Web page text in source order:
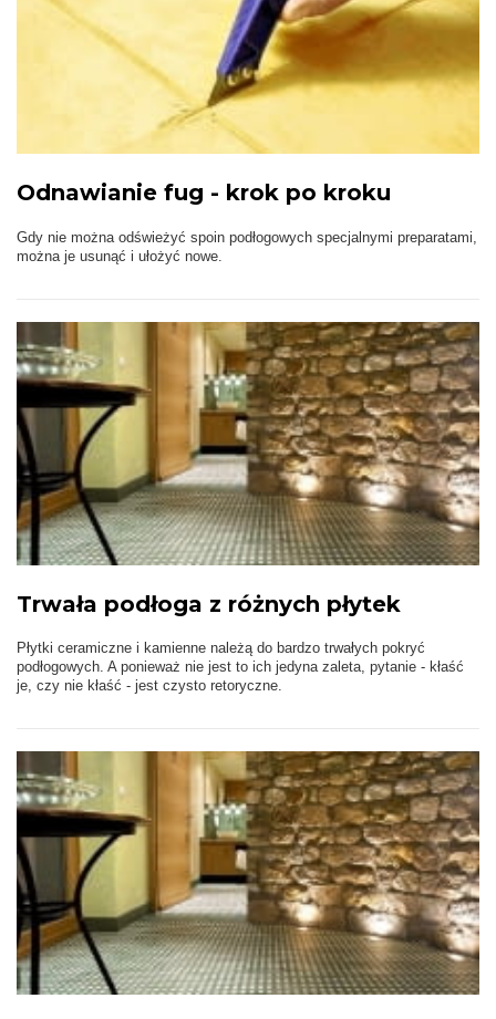
Odnawianie fug - krok po kroku
Gdy nie można odświeżyć spoin podłogowych specjalnymi preparatami,
można je usunąć i ułożyć nowe.
Trwała podłoga z różnych płytek
Płytki ceramiczne i kamienne należą do bardzo trwałych pokryć
podłogowych. A ponieważ nie jest to ich jedyna zaleta, pytanie - kłaść
je, czy nie kłaść - jest czysto retoryczne.